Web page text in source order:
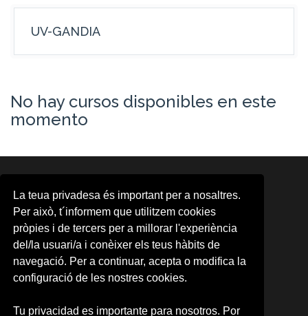
La teua privadesa és important per a nosaltres.
Per això, t´informem que utilitzem cookies
pròpies i de tercers per a millorar l'experiència
del/la usuari/a i conèixer els teus hàbits de
navegació. Per a continuar, acepta o modifica la
configuració de les nostres cookies.
Tu privacidad es importante para nosotros. Por
UV-GANDIA
No hay cursos disponibles en este
momento
Area d'Activitats Musicals
Aula d'Arts Escèniques
Aula de Cinema
CMG
CUDAP
Escena Erasmus
Formación contínua
Promoció d'Activitats Culturals